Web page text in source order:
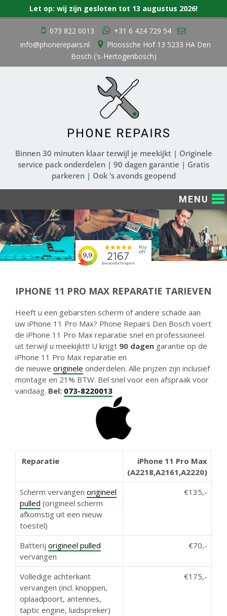
073 822 0013
+31 6 424 729 54
info@phonerepairs.nl
Ploossche Hof 13 5233 HA Den
Bosch ('s-Hertogenbosch)
Binnen 30 minuten klaar terwijl je meekijkt | Originele
service pack onderdelen | 90 dagen garantie | Gratis
parkeren| Ook 's avonds geopend
IPHONE 11 PRO MAX REPARATIE TARIEVEN
Heeft u een gebarsten scherm of andere schade aan
uw iPhone 11 Pro Max? Phone Repairs Den Bosch voert
de iPhone 11 Pro Max reparatie snel en professioneel
uit terwijl u meekijktt! U krijgt 90 dagen garantie op de
iPhone 11 Pro Max reparatie en
de nieuwe originele onderdelen. Alle prijzen zijn inclusief
montage en 21% BTW. Bel snel voor een afspraak voor
vandaag. Bel: 073-8220013
Reparatie
iPhone 11 Pro Max
(A2218,A2161,A2220)
Scherm vervangen origineel
pulled (origineel scherm
afkomstig uit een nieuw
toestel)
€135,-
Batterij origineel pulled
vervangen
€70,-
‭Volledige achterkant
vervangen (incl. knoppen,
oplaadpoort, antennes,
taptic engine, luidspreker)
€175,-
Let op: wij zijn gesloten tot 13 augustus 2026!